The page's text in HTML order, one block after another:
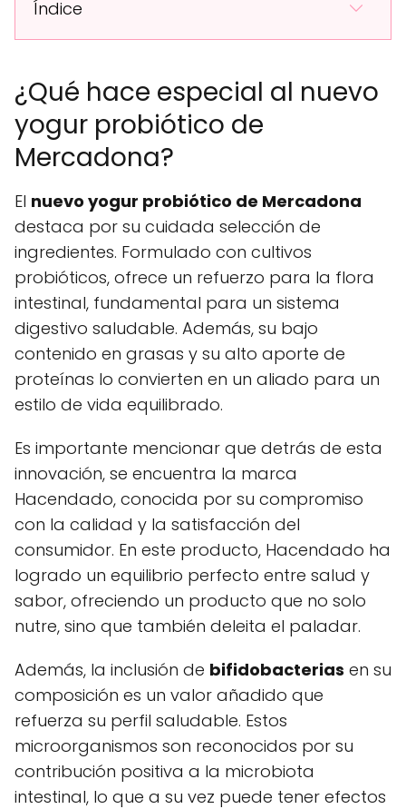
Índice
¿Qué hace especial al nuevo
yogur probiótico de
Mercadona?
El nuevo yogur probiótico de Mercadona
destaca por su cuidada selección de
ingredientes. Formulado con cultivos
probióticos, ofrece un refuerzo para la flora
intestinal, fundamental para un sistema
digestivo saludable. Además, su bajo
contenido en grasas y su alto aporte de
proteínas lo convierten en un aliado para un
estilo de vida equilibrado.
Es importante mencionar que detrás de esta
innovación, se encuentra la marca
Hacendado, conocida por su compromiso
con la calidad y la satisfacción del
consumidor. En este producto, Hacendado ha
logrado un equilibrio perfecto entre salud y
sabor, ofreciendo un producto que no solo
nutre, sino que también deleita el paladar.
Además, la inclusión de bifidobacterias en su
composición es un valor añadido que
refuerza su perfil saludable. Estos
microorganismos son reconocidos por su
contribución positiva a la microbiota
intestinal, lo que a su vez puede tener efectos